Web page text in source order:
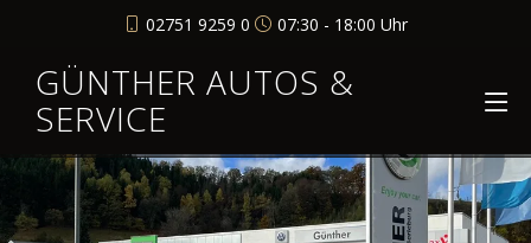
02751 9259 0 07:30 - 18:00 Uhr
GÜNTHER AUTOS &
SERVICE